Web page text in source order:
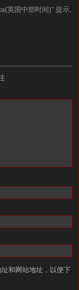
英国中部时间)" 提示,
和网站地址，以便下